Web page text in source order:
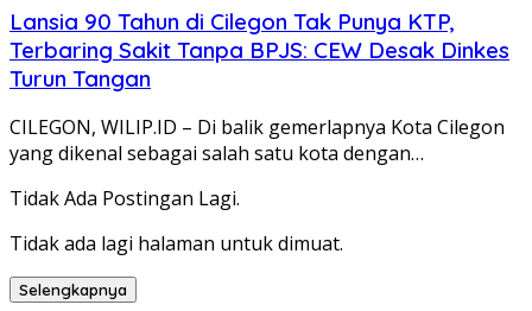
Lansia 90 Tahun di Cilegon Tak Punya KTP,
Terbaring Sakit Tanpa BPJS: CEW Desak Dinkes
Turun Tangan
CILEGON, WILIP.ID – Di balik gemerlapnya Kota Cilegon
yang dikenal sebagai salah satu kota dengan…
Tidak Ada Postingan Lagi.
Tidak ada lagi halaman untuk dimuat.
Selengkapnya